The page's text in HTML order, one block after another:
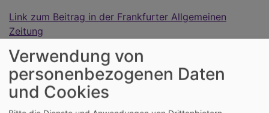
Link zum Beitrag in der Frankfurter Allgemeinen
Zeitung
"Sichere Orte" im Sinne des
Schutzes vor Suizidhilfe-
Verwendung von
personenbezogenen Daten
und Cookies